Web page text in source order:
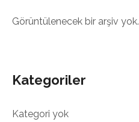
Görüntülenecek bir arşiv yok.
Kategoriler
Kategori yok